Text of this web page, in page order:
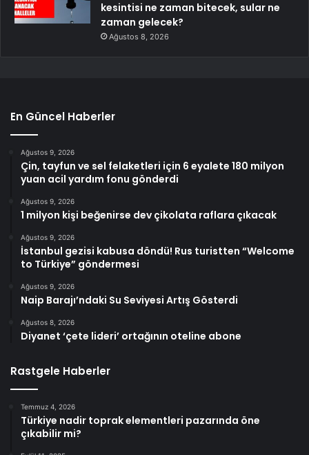
kesintisi ne zaman bitecek, sular ne
zaman gelecek?
Ağustos 8, 2026
En Güncel Haberler
Ağustos 9, 2026
Çin, tayfun ve sel felaketleri için 6 eyalete 180 milyon
yuan acil yardım fonu gönderdi
Ağustos 9, 2026
1 milyon kişi beğenirse dev çikolata raflara çıkacak
Ağustos 9, 2026
İstanbul gezisi kabusa döndü! Rus turistten “Welcome
to Türkiye” göndermesi
Ağustos 9, 2026
Naip Barajı’ndaki Su Seviyesi Artış Gösterdi
Ağustos 8, 2026
Diyanet ‘çete lideri’ ortağının oteline abone
Rastgele Haberler
Temmuz 4, 2026
Türkiye nadir toprak elementleri pazarında öne
çıkabilir mi?